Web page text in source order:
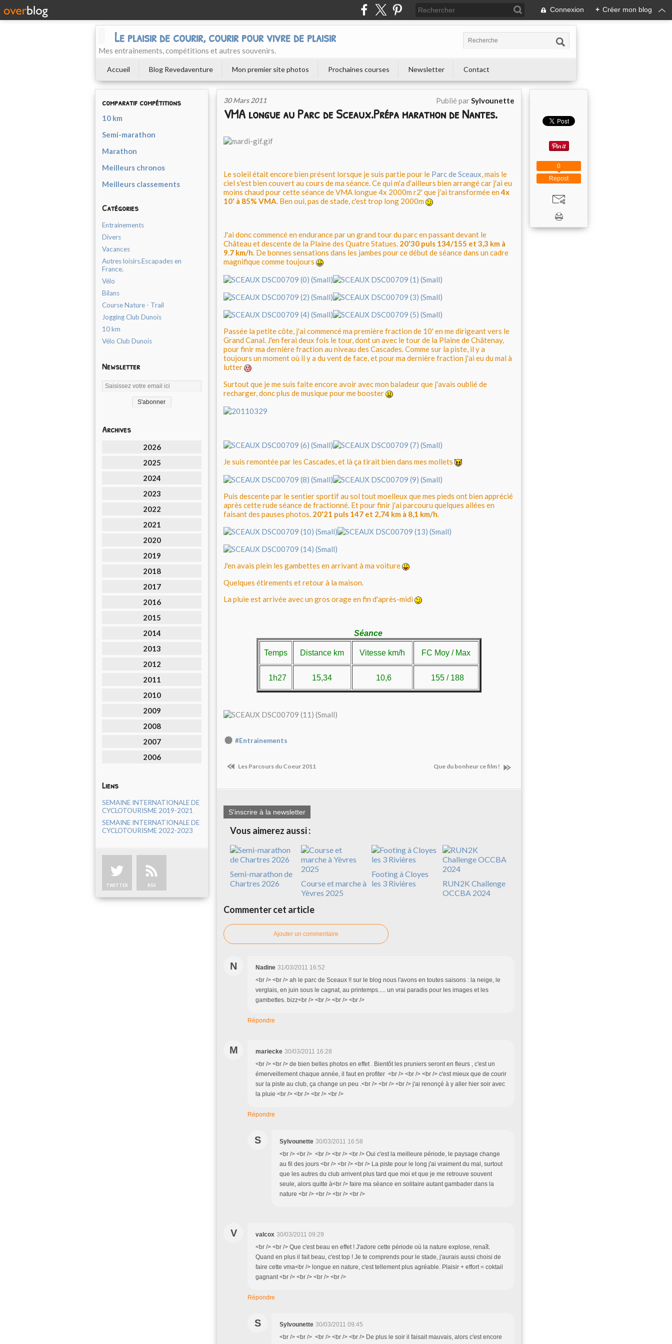
Connexion + Créer mon blog
Le plaisir de courir, courir pour vivre de plaisir
Mes entraînements, compétitions et autres souvenirs.
Accueil Blog Revedaventure Mon premier site photos Prochaines courses Newsletter Contact
comparatif compétitions
10 km
Semi-marathon
Marathon
Meilleurs chronos
Meilleurs classements
Catégories
Entrainements
Divers
Vacances
Autres loisirs.Escapades en
France.
Vélo
Bilans
Course Nature - Trail
Jogging Club Dunois
10 km
Vélo Club Dunois
Newsletter
Archives
2026
2025
2024
2023
2022
2021
2020
2019
2018
2017
2016
2015
2014
2013
2012
2011
2010
2009
2008
2007
2006
Liens
SEMAINE INTERNATIONALE DE
CYCLOTOURISME 2019-2021
SEMAINE INTERNATIONALE DE
CYCLOTOURISME 2022-2023
TWITTER RSS
30 Mars 2011 Publié parSylvounette
VMA longue au Parc de Sceaux.Prépa marathon de Nantes.
Le soleil était encore bien présent lorsque je suis partie pour le Parc de Sceaux, mais le
ciel s'est bien couvert au cours de ma séance. Ce qui m'a d'ailleurs bien arrangé car j'ai eu
moins chaud pour cette séance de VMA longue 4x 2000m r2' que j'ai transformée en4x
10' à 85% VMA. Ben oui, pas de stade, c'est trop long 2000m
J'ai donc commencé en endurance par un grand tour du parc en passant devant le
Château et descente de la Plaine des Quatre Statues. 20'30 puls 134/155 et 3,3 km à
9.7 km/h. De bonnes sensations dans les jambes pour ce début de séance dans un cadre
magnifique comme toujours
Passée la petite côte, j'ai commencé ma première fraction de 10' en me dirigeant vers le
Grand Canal. J'en ferai deux fois le tour, dont un avec le tour de la Plaine de Châtenay,
pour finir ma dernière fraction au niveau des Cascades. Comme sur la piste, il y a
toujours un moment où il y a du vent de face, et pour ma dernière fraction j'ai eu du mal à
lutter
Surtout que je me suis faite encore avoir avec mon baladeur que j'avais oublié de
recharger, donc plus de musique pour me booster
Je suis remontée par les Cascades, et là ça tirait bien dans mes mollets
Puis descente par le sentier sportif au sol tout moelleux que mes pieds ont bien apprécié
après cette rude séance de fractionné. Et pour finir j'ai parcouru quelques allées en
faisant des pauses photos. 20'21 puls 147 et 2,74 km à 8,1 km/h.
J'en avais plein les gambettes en arrivant à ma voiture
Quelques étirements et retour à la maison.
La pluie est arrivée avec un gros orage en fin d'après-midi
Séance
Temps Distance km Vitesse km/h FC Moy / Max
1h27 15,34 10,6 155 / 188
#Entrainements
Les Parcours du Coeur 2011 Que du bonheur ce film !
S'inscrire à la newsletter
Vous aimerez aussi :
Semi-marathon de
Chartres 2026
Course et marche à
Yèvres 2025
Footing à Cloyes
les 3 Rivières
RUN2K Challenge
OCCBA 2024
Commenter cet article
Ajouter un commentaire
N Nadine 31/03/2011 16:52
<br /> <br /> ah le parc de Sceaux !! sur le blog nous l'avons en toutes saisons : la neige, le
verglais, en juin sous le cagnat, au printemps..... un vrai paradis pour les images et les
gambettes. bizz<br /> <br /> <br /> <br />
Répondre
M mariecke 30/03/2011 16:28
<br /> <br /> de bien belles photos en effet . Bientôt les pruniers seront en fleurs , c'est un
émerveillement chaque année, il faut en profiter <br /> <br /> <br /> c'est mieux que de courir
sur la piste au club, ça change un peu .<br /> <br /> <br /> j'ai renonçé à y aller hier soir avec
la pluie <br /> <br /> <br /> <br />
Répondre
S Sylvounette 30/03/2011 16:58
<br /> <br /> <br /> <br /> <br /> Oui c'est la meilleure période, le paysage change
au fil des jours <br /> <br /> <br /> La piste pour le long j'ai vraiment du mal, surtout
que les autres du club arrivent plus tard que moi et que je me retrouve souvent
seule, alors quitte à<br /> faire ma séance en solitaire autant gambader dans la
nature <br /> <br /> <br /> <br />
V valcox 30/03/2011 09:29
<br /> <br /> Que c'est beau en effet ! J'adore cette période où la nature explose, renaît.
Quand en plus il fait beau, c'est top ! Je te comprends pour le stade, j'aurais aussi choisi de
faire cette vma<br /> longue en nature, c'est tellement plus agréable. Plaisir + effort = coktail
gagnant <br /> <br /> <br /> <br />
Répondre
S Sylvounette 30/03/2011 09:45
<br /> <br /> <br /> <br /> <br /> De plus le soir il faisait mauvais, alors c'est encore
Repost
0